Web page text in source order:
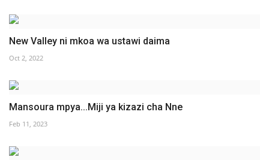
New Valley ni mkoa wa ustawi daima
Oct 2, 2022
Mansoura mpya...Miji ya kizazi cha Nne
Feb 11, 2023